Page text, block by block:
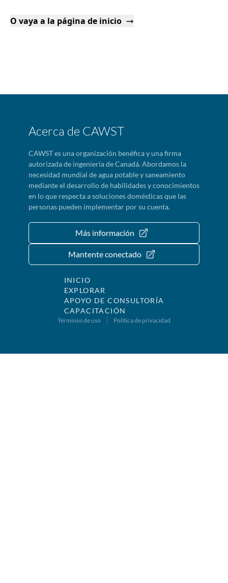
O vaya a la página de inicio
Acerca de CAWST
CAWST es una organización benéfica y una firma
autorizada de ingeniería de Canadá. Abordamos la
necesidad mundial de agua potable y saneamiento
mediante el desarrollo de habilidades y conocimientos
en lo que respecta a soluciones domésticas que las
personas pueden implementar por su cuenta.
Más información
Mantente conectado
INICIO
EXPLORAR
APOYO DE CONSULTORÍA
CAPACITACIÓN
Términos de uso Política de privacidad